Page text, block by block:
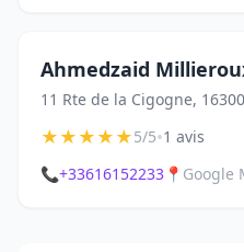
Ahmedzaid
11 Rte de la Cigogne,
★★★★★5/5•1 avis
📞+33616152233 📍 Google